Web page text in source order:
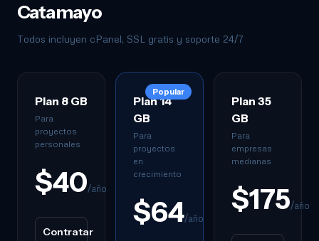
Catamayo
Todos incluyen cPanel, SSL gratis y soporte 24/7
Plan 8 GB
Para
proyectos
personales
$40/año
Contratar
Popular
Plan 14
GB
Para
proyectos
en
crecimiento
$64/año
Plan 35
GB
Para
empresas
medianas
$175/año